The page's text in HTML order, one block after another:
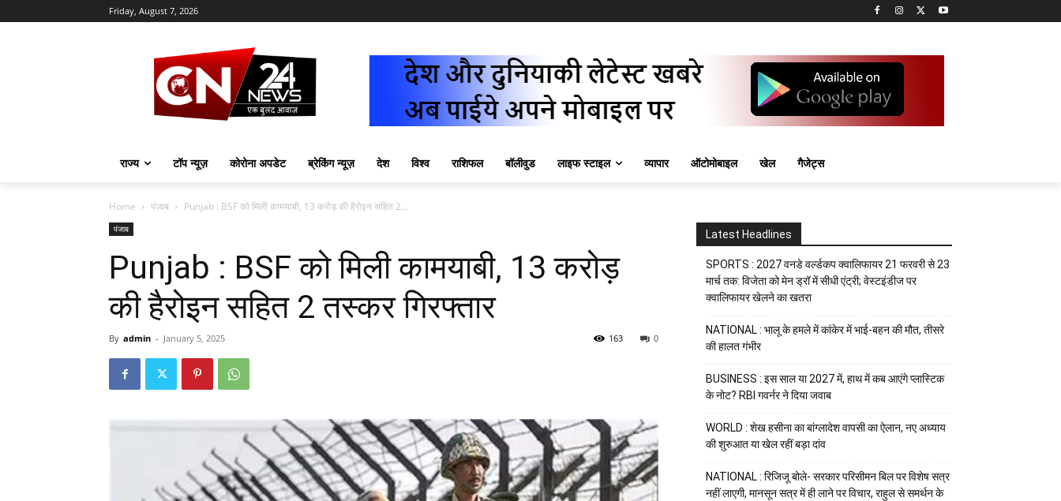
Friday, August 7, 2026
राज्य टॉप न्यूज़ कोरोना अपडेट ब्रेकिंग न्यूज़ देश विश्व राशिफल बॉलीवुड लाइफ स्टाइल व्यापार ऑटोमोबाइल खेल गैजेट्स
Home पंजाब Punjab : BSF को मिली कामयाबी, 13 करोड़ की हैरोइन सहित 2...
पंजाब
Punjab : BSF को मिली कामयाबी, 13 करोड़
की हैरोइन सहित 2 तस्कर गिरफ्तार
By admin - January 5, 2025 0
163
Latest Headlines
SPORTS : 2027 वनडे वर्ल्डकप क्वालिफायर 21 फरवरी से 23
मार्च तक: विजेता को मेन ड्रॉ में सीधी एंट्री; वेस्टइंडीज पर
क्वालिफायर खेलने का खतरा
NATIONAL : भालू के हमले में कांकेर में भाई-बहन की मौत, तीसरे
की हालत गंभीर
BUSINESS : इस साल या 2027 में, हाथ में कब आएंगे प्लास्टिक
के नोट? RBI गवर्नर ने दिया जवाब
WORLD : शेख हसीना का बांग्लादेश वापसी का ऐलान, नए अध्याय
की शुरुआत या खेल रहीं बड़ा दांव
NATIONAL : रिजिजू बोले- सरकार परिसीमन बिल पर विशेष सत्र
नहीं लाएगी, मानसून सत्र में ही लाने पर विचार, राहुल से समर्थन के